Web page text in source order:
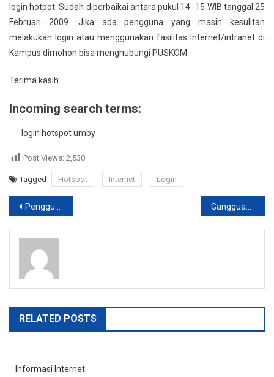
Internet
login hotpot. Sudah diperbaikai antara pukul 14 -15 WIB tanggal 25
Februari 2009. Jika ada pengguna yang masih kesulitan
melakukan login atau menggunakan fasilitas Internet/intranet di
Kampus dimohon bisa menghubungi PUSKOM.
Terima kasih.
Incoming search terms:
login hotspot umby
Post Views: 2,530
Tagged Hotspot Internet Login
Post
navigation
Penggunaan Fasilitas Internet
RELATED POSTS
Informasi Internet